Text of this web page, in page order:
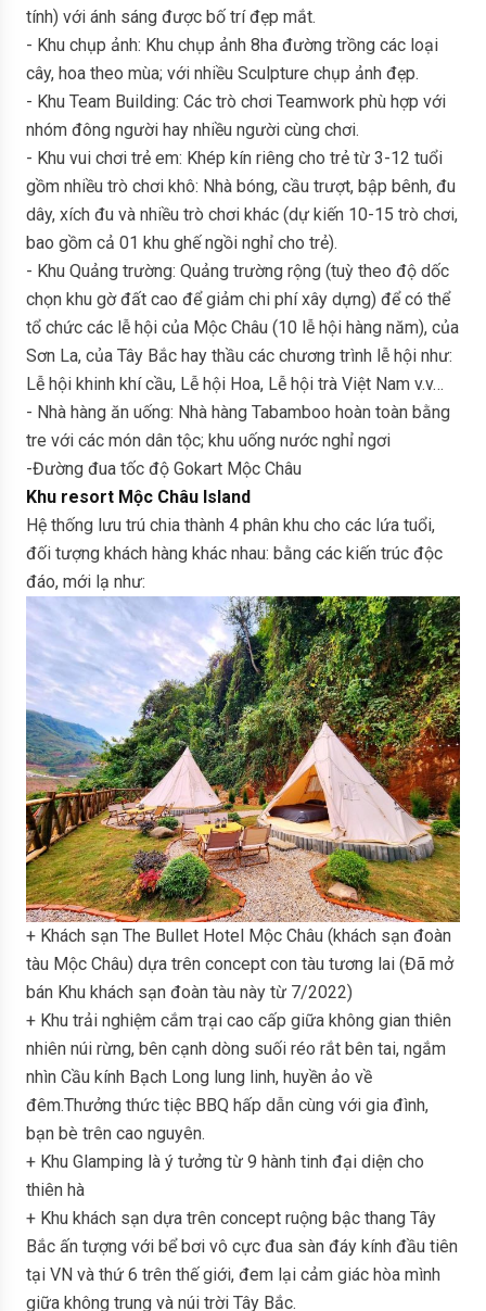
tính) với ánh sáng được bố trí đẹp mắt.
- Khu chụp ảnh: Khu chụp ảnh 8ha đường trồng các loại
cây, hoa theo mùa; với nhiều Sculpture chụp ảnh đẹp.
- Khu Team Building: Các trò chơi Teamwork phù hợp với
nhóm đông người hay nhiều người cùng chơi.
- Khu vui chơi trẻ em: Khép kín riêng cho trẻ từ 3-12 tuổi
gồm nhiều trò chơi khô: Nhà bóng, cầu trượt, bập bênh, đu
dây, xích đu và nhiều trò chơi khác (dự kiến 10-15 trò chơi,
bao gồm cả 01 khu ghế ngồi nghỉ cho trẻ).
- Khu Quảng trường: Quảng trường rộng (tuỳ theo độ dốc
chọn khu gờ đất cao để giảm chi phí xây dựng) để có thể
tổ chức các lễ hội của Mộc Châu (10 lễ hội hàng năm), của
Sơn La, của Tây Bắc hay thầu các chương trình lễ hội như:
Lễ hội khinh khí cầu, Lễ hội Hoa, Lễ hội trà Việt Nam v.v…
- Nhà hàng ăn uống: Nhà hàng Tabamboo hoàn toàn bằng
tre với các món dân tộc; khu uống nước nghỉ ngơi
-Đường đua tốc độ Gokart Mộc Châu
Khu resort Mộc Châu Island
Hệ thống lưu trú chia thành 4 phân khu cho các lứa tuổi,
đối tượng khách hàng khác nhau: bằng các kiến trúc độc
đáo, mới lạ như:
+ Khách sạn The Bullet Hotel Mộc Châu (khách sạn đoàn
tàu Mộc Châu) dựa trên concept con tàu tương lai (Đã mở
bán Khu khách sạn đoàn tàu này từ 7/2022)
+ Khu trải nghiệm cắm trại cao cấp giữa không gian thiên
nhiên núi rừng, bên cạnh dòng suối réo rắt bên tai, ngắm
nhìn Cầu kính Bạch Long lung linh, huyền ảo về
đêm.Thưởng thức tiệc BBQ hấp dẫn cùng với gia đình,
bạn bè trên cao nguyên.
+ Khu Glamping là ý tưởng từ 9 hành tinh đại diện cho
thiên hà
+ Khu khách sạn dựa trên concept ruộng bậc thang Tây
Bắc ấn tượng với bể bơi vô cực đua sàn đáy kính đầu tiên
tại VN và thứ 6 trên thế giới, đem lại cảm giác hòa mình
giữa không trung và núi trời Tây Bắc.